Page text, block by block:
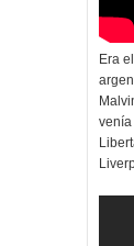
Era
venía